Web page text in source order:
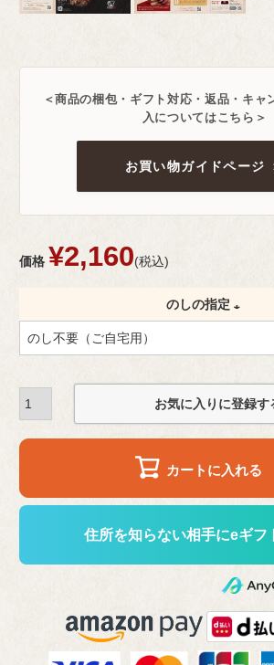
＜商品の梱包・ギフト対応・返品・キャ
入についてはこちら＞
お買い物ガイドページ
価格 ¥2,160 税込
のしの指定
お気に入りに登録す
カートに入れる
住所を知らない相手にeギフ